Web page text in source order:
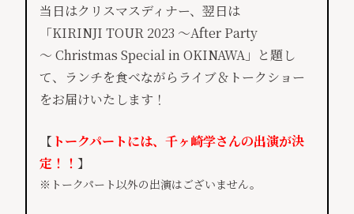
当日はクリスマスディナー、翌日は
「KIRINJI TOUR 2023 ～After Party
～ Christmas Special in OKINAWA」と題し
て、ランチを食べながらライブ＆トークショー
をお届けいたします！
【 トークパートには、千ヶ崎学さんの出演が決
定！！ 】
※トークパート以外の出演はございません。